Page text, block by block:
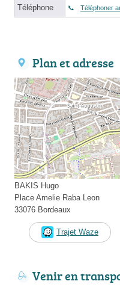
Téléphone Téléphoner
Plan et adresse
BAKIS Hugo
Place Amelie Raba Leon
33076 Bordeaux
Trajet Waze
Venir en